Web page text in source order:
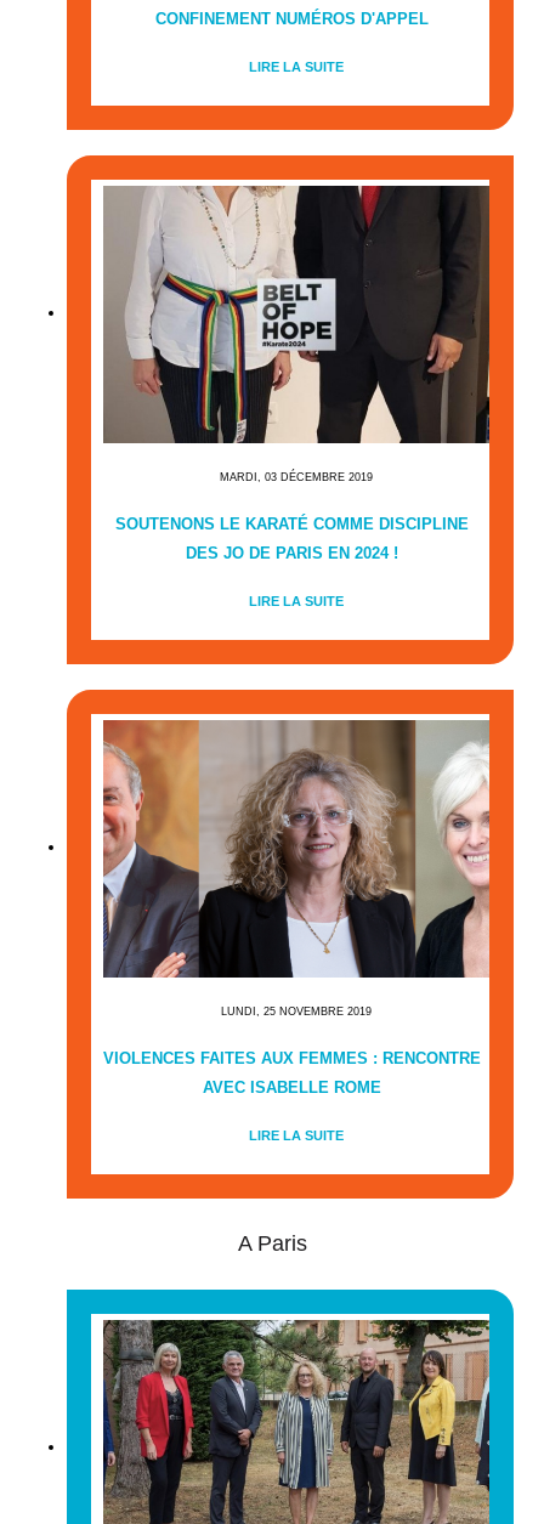
CONFINEMENT NUMÉROS D'APPEL
LIRE LA SUITE
MARDI, 03 DÉCEMBRE 2019
SOUTENONS LE KARATÉ COMME DISCIPLINE
DES JO DE PARIS EN 2024 !
LIRE LA SUITE
LUNDI, 25 NOVEMBRE 2019
VIOLENCES FAITES AUX FEMMES : RENCONTRE
AVEC ISABELLE ROME
LIRE LA SUITE
A Paris